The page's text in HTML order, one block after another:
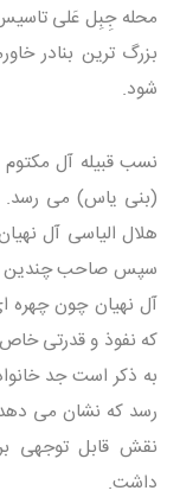
محله جِبِل عَلی
بزرگ ترین بنادر
شود.
نسب قبیله آل مکتوم
(بنی یاس) می رسد.
هلال الیاسی آل
سپس صاحب چندین
آل نهیان چون
که نفوذ و قدرتی
به ذکر است جد
رسد که نشان می دهد
نقش قابل توجهی
داشت.